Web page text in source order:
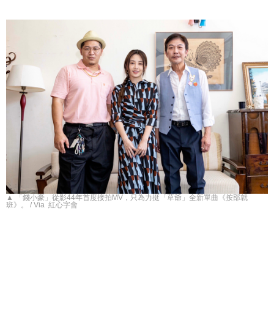
▲ 「錢小豪」從影44年首度接拍MV，只為力挺「草爺」全新單曲《按部就
班》。 / Via 紅心字會